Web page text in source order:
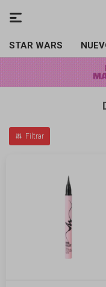
STAR WARS
